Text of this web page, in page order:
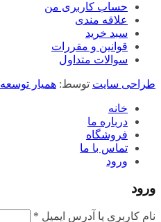
حساب کاربری من
علاقه مندی
سبد خرید
قوانین و مقررات
سوالات متداول
طراحی سایت توسط: همیار توسعه
خانه
درباره ما
فروشگاه
تماس با ما
ورود
ورود
نام کاربری یا آدرس ایمیل *